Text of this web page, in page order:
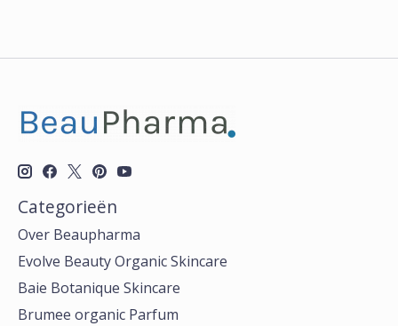
Categorieën
Over Beaupharma
Evolve Beauty Organic Skincare
Baie Botanique Skincare
Brumee organic Parfum